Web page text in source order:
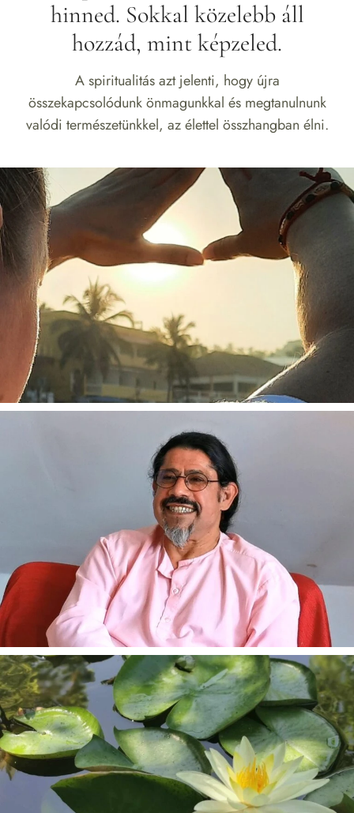
hinned. Sokkal közelebb áll
hozzád, mint képzeled.
A spiritualitás azt jelenti, hogy újra
összekapcsolódunk önmagunkkal és megtanulnunk
valódi természetünkkel, az élettel összhangban élni.